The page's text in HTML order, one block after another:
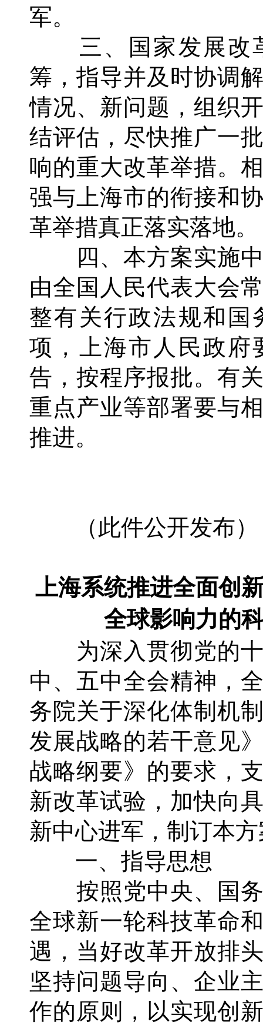
军。
三、国家发展改
筹，指导并及时协调
情况、新问题，组织
结评估，尽快推广一
响的重大改革举措。
强与上海市的衔接和
革举措真正落实落地。
四、本方案实施中
由全国人民代表大会
整有关行政法规和国
项，上海市人民政府
告，按程序报批。有
重点产业等部署要与
推进。
（此件公开发布）
上海系统推进全面创
全球影响力的
为深入贯彻党的十
中、五中全会精神，
务院关于深化体制机
发展战略的若干意见
战略纲要》的要求，
新改革试验，加快向
新中心进军，制订本
一、指导思想
按照党中央、国务
全球新一轮科技革命
遇，当好改革开放排
坚持问题导向、企业
作的原则，以实现创